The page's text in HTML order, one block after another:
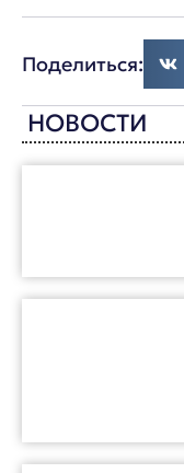
Поделиться:
НОВОСТИ